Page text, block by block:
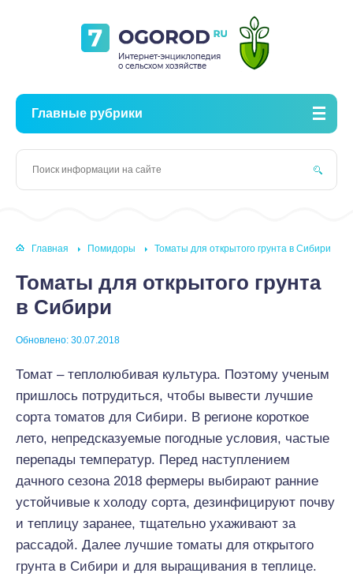
Главные рубрики
Главная Помидоры Томаты для открытого грунта в Сибири
Томаты для открытого грунта
в Сибири
Обновлено: 30.07.2018
Томат – теплолюбивая культура. Поэтому ученым
пришлось потрудиться, чтобы вывести лучшие
сорта томатов для Сибири. В регионе короткое
лето, непредсказуемые погодные условия, частые
перепады температур. Перед наступлением
дачного сезона 2018 фермеры выбирают ранние
устойчивые к холоду сорта, дезинфицируют почву
и теплицу заранее, тщательно ухаживают за
рассадой. Далее лучшие томаты для открытого
грунта в Сибири и для выращивания в теплице.